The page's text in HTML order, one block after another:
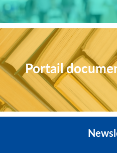
Portail